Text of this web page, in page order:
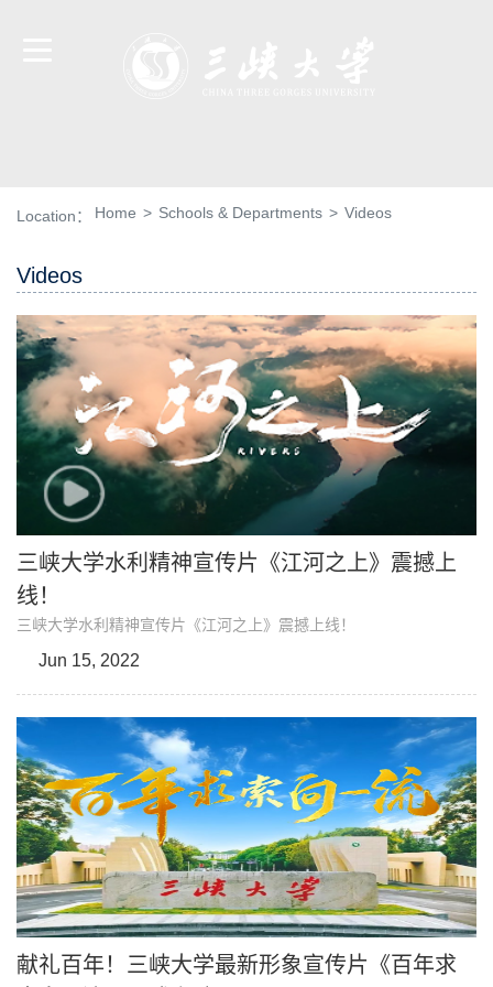
Location： Home > Schools & Departments > Videos
Videos
三峡大学水利精神宣传片《江河之上》震撼上
线！
三峡大学水利精神宣传片《江河之上》震撼上线！
Jun 15, 2022
献礼百年！三峡大学最新形象宣传片《百年求